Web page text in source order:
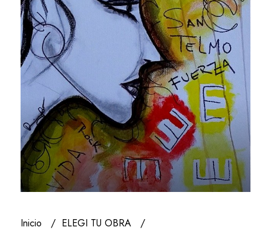
Inicio
ELEGI TU OBRA